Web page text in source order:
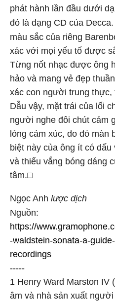
phát hành lần đầu dưới
đó là dạng CD của Decca.
màu sắc của riêng
xác với mọi yếu tố được
Từng nốt nhạc được ông
hảo và mang vẻ đẹp
xác con người trung thực,
Dẫu vậy, mặt trái của lối
người nghe đôi chút cảm
lỏng cảm xúc, do đó màn
biệt này của ông ít có
và thiếu vắng bóng dáng
tâm.□
Ngọc Anh lược dịch
Nguồn:
https://
-waldstein-sonata-a-
recordings
-----
1 Henry Ward Marston IV
âm và nhà sản xuất